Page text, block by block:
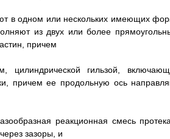
в одном или нескольких имеющих
из двух или более
причем
цилиндрической гильзой,
причем ее продольную ось
реакционная смесь
зазоры, и